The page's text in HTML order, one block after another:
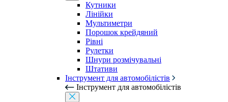
Кутники
Лінійки
Мультиметри
Порошок крейдяний
Рівні
Рулетки
Шнури розмічувальні
Штативи
Інструмент для автомобілістів
Інструмент для автомобілістів